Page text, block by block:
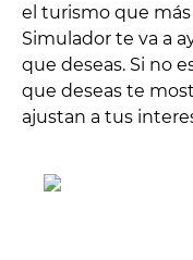
el turismo que
Simulador te va a
que deseas. Si no
que deseas te
ajustan a tus